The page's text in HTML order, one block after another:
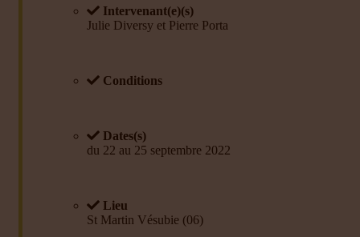
Intervenant(e)(s)
Julie Diversy et Pierre Porta
Conditions
Dates(s)
du 22 au 25 septembre 2022
Lieu
St Martin Vésubie (06)